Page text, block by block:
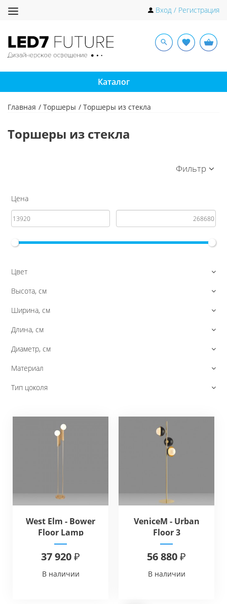
Toggle
Вход / Регистрация
Каталог
Главная Торшеры Торшеры из стекла
Торшеры из стекла
Фильтр
Цена
Цвет
Высота, см
Ширина, см
Длина, см
Диаметр, см
Материал
Тип цоколя
West Elm - Bower
Floor Lamp
37 920 ₽
В наличии
VeniceM - Urban
Floor 3
56 880 ₽
В наличии